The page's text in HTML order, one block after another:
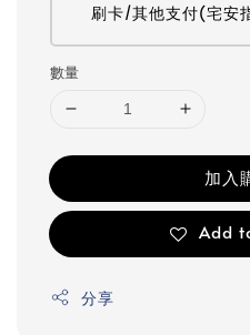
刷卡/其他支付(宅安
數量
加入
Add
分享